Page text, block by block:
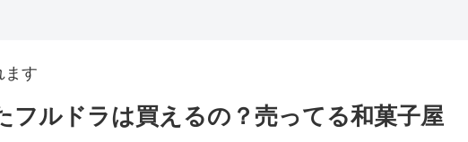
ます
フルドラは買えるの？売ってる和菓子屋